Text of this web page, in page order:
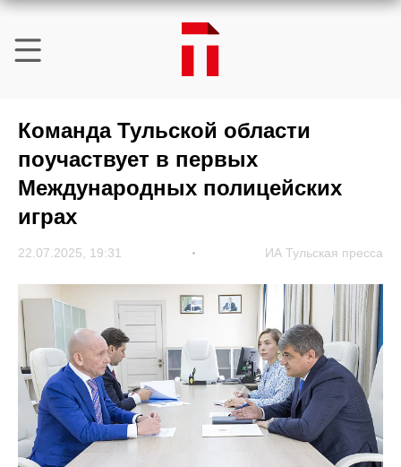
Команда Тульской области
поучаствует в первых
Международных полицейских
играх
22.07.2025, 19:31 ИА Тульская пресса